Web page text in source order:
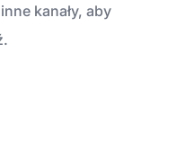
kanały, aby